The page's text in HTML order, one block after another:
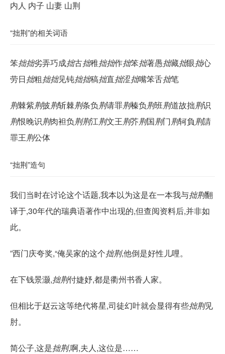
内人 内子 山妻 山荆
“拙荆”的相关词语
笨拙拙劣弄巧成拙古拙稚拙拙作拙笨拙著愚拙藏拙眼拙心
劳日拙粗拙拙见钝拙拙稿拙直拙涩拙嘴笨舌拙笔
荆棘紫荆披荆斩棘荆条负荆请罪荆榛负荆班荆道故拙荆识
荆恨晚识荆肉袒负荆荆江荆文王荆芥荆国荆门荆轲負荆請
罪王荆公体
“拙荆”造句
我们当时在讨论这个话题,我本以为这是在一本我与拙荆翻
译于,30年代的瑞典语著作中出现的,但查阅资料后,并非如
此。
”西门庆夸奖,“俺吴家的这个拙荆,他倒是好性儿哩。
在下钱景灏,拙荆付婕妤,都是衢州书香人家。
但相比于赵云这等绝代将星,司徒幻叶就会显得有些拙荆见
肘。
简公子,这是拙荆,啊,夫人,这位是……